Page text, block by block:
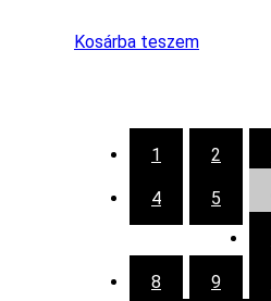
Kosárba teszem
1 2
4 5
8 9